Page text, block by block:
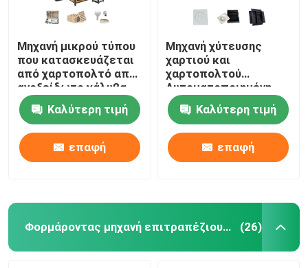
Μηχανή μικρού τύπου
που κατασκευάζεται
από χαρτοπολτό από
ανοξείδωτο χάλυβα
Μηχανή τυποποίησης
δίσκου αυγών
αυτόματη
Καλύτερη τιμή
επαφή
Μηχανή χύτευσης
χαρτιού και
χαρτοπολτού
Αυτοματοποιημένη
συσκευασία
χαρτοπολτού και
χαρτοπολτού
Καλύτερη τιμή
επαφή
Φορμάροντας μηχανή επιτραπέζιου σκεύους πολτού (26)